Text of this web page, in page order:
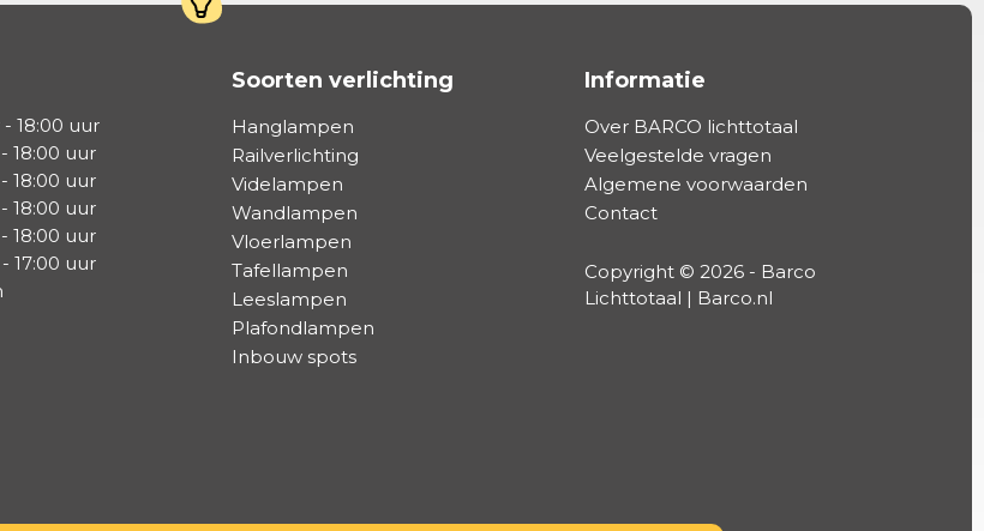
- 18:00 uur
18:00 uur
18:00 uur
18:00 uur
18:00 uur
17:00 uur
Soorten verlichting
Hanglampen
Railverlichting
Videlampen
Wandlampen
Vloerlampen
Tafellampen
Leeslampen
Plafondlampen
Inbouw spots
Informatie
Over BARCO lichttotaal
Veelgestelde vragen
Algemene voorwaarden
Contact
Copyright © 2026 - Barco
Lichttotaal | Barco.nl